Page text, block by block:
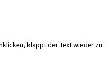
klappt der Text wieder zu.